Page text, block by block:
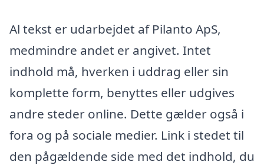
Al tekst er udarbejdet af Pilanto ApS,
medmindre andet er angivet. Intet
indhold må, hverken i uddrag eller sin
komplette form, benyttes eller udgives
andre steder online. Dette gælder også i
fora og på sociale medier. Link i stedet til
den pågældende side med det indhold, du